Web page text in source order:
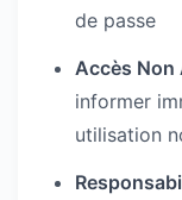
de passe
Accès Non
informer
utilisation